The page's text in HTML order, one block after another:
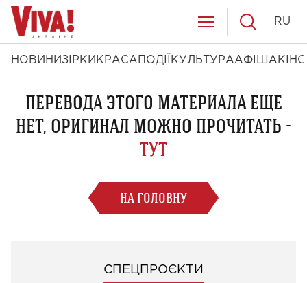
НОВИНИ ЗІРКИ КРАСА ПОДІЇ КУЛЬТУРААФІША КІНО
RU
ПЕРЕВОДА ЭТОГО МАТЕРИАЛА ЕЩЕ
НЕТ, ОРИГИНАЛ МОЖНО ПРОЧИТАТЬ -
ТУТ
НА ГОЛОВНУ
СПЕЦПРОЄКТИ